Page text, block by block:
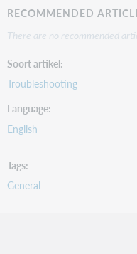
RECOMMENDED
There are no recommended
Soort artikel
Troubleshooting
Language
English
Tags
General